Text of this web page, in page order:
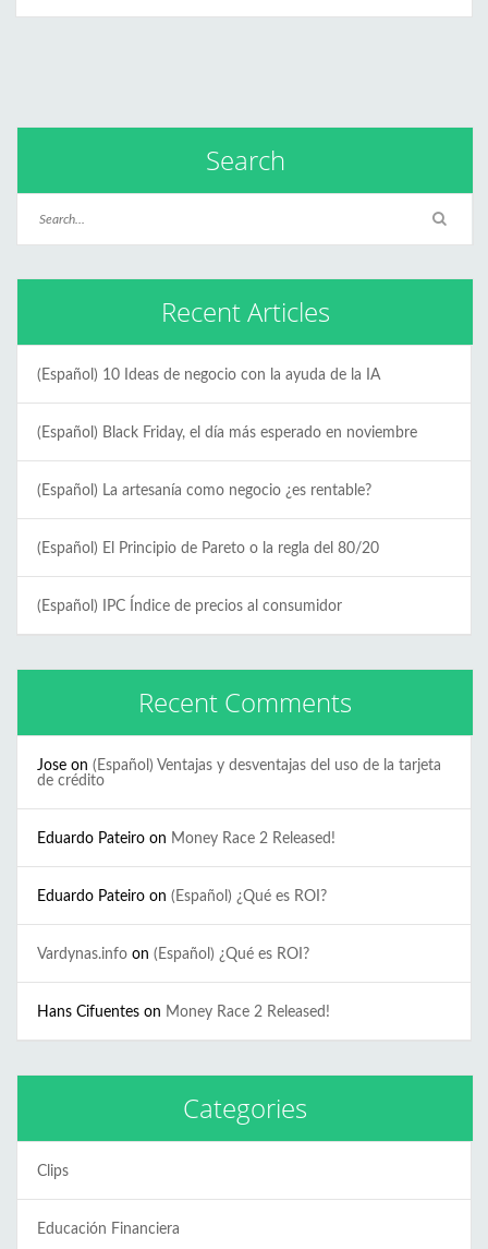
Search
Recent Articles
(Español) 10 Ideas de negocio con la ayuda de la IA
(Español) Black Friday, el día más esperado en noviembre
(Español) La artesanía como negocio ¿es rentable?
(Español) El Principio de Pareto o la regla del 80/20
(Español) IPC Índice de precios al consumidor
Recent Comments
Jose on (Español) Ventajas y desventajas del uso de la tarjeta
de crédito
Eduardo Pateiro on Money Race 2 Released!
Eduardo Pateiro on (Español) ¿Qué es ROI?
Vardynas.info on (Español) ¿Qué es ROI?
Hans Cifuentes on Money Race 2 Released!
Categories
Clips
Educación Financiera